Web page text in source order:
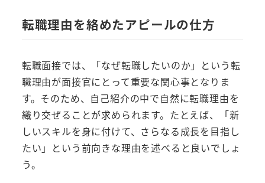
転職理由を絡めたアピールの仕方
転職面接では、「なぜ転職したいのか」という転
職理由が面接官にとって重要な関心事となりま
す。そのため、自己紹介の中で自然に転職理由を
織り交ぜることが求められます。たとえば、「新
しいスキルを身に付けて、さらなる成長を目指し
たい」という前向きな理由を述べると良いでしょ
う。